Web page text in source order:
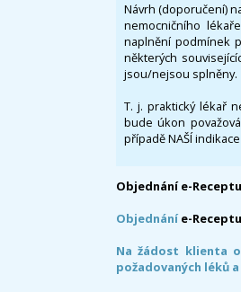
Návrh (doporučení)
nemocničního
naplnění podmínek
některých
jsou/nejsou splněny.
T. j. praktický lékař
bude úkon
případě NAŠÍ
Objednání e-
Objednáníe-Receptu
Na žádost klienta
požadovaných léků